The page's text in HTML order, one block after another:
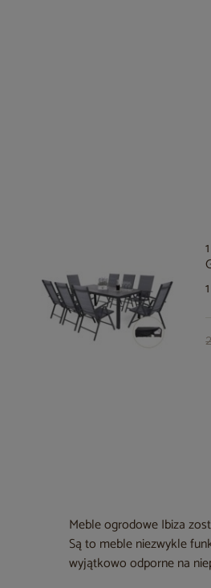
Meble ogrodowe Ibiza
Są to meble niezwykle
wyjątkowo odporne na